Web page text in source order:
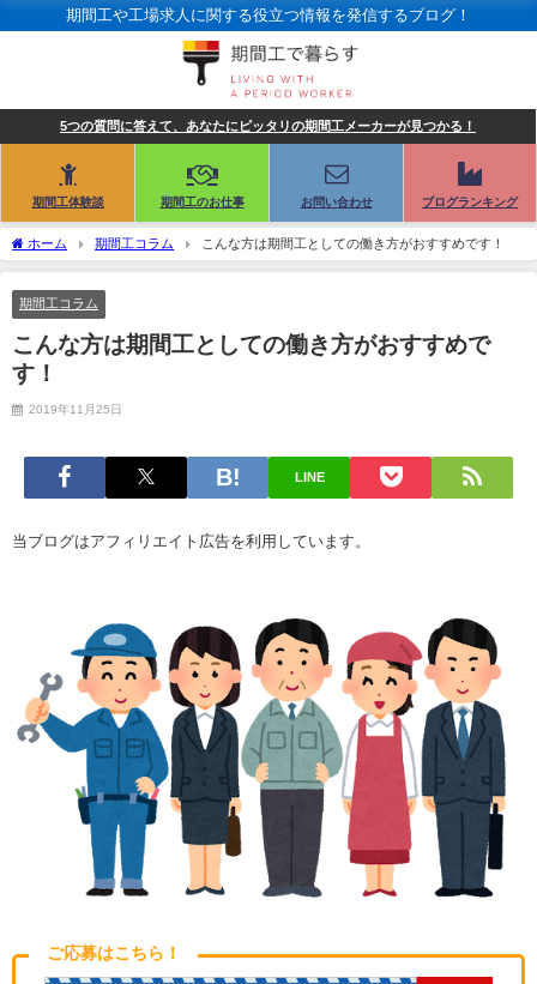
期間工や工場求人に関する役立つ情報を発信するブログ！
5つの質問に答えて、あなたにピッタリの期間工メーカーが見つかる！
期間工体験談 期間工のお仕事 お問い合わせ ブログランキング
ホーム 期間工コラム こんな方は期間工としての働き方がおすすめです！
期間工コラム
こんな方は期間工としての働き方がおすすめで
す！
2019年11月25日
LINE
当ブログはアフィリエイト広告を利用しています。
ご応募はこちら！